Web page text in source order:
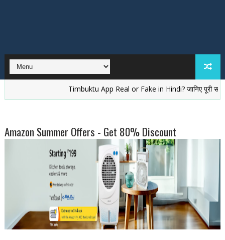
Timbuktu App Real or Fake in Hindi? जानिए पूरी सच्चाई
Amazon Summer Offers - Get 80% Discount